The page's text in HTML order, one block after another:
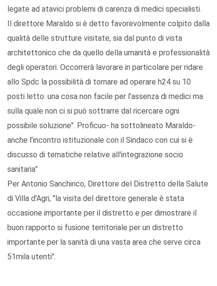
legate ad atavici problemi di carenza di medici specialisti.
Il direttore Maraldo si è detto favorevolmente colpito dalla
qualità delle strutture visitate, sia dal punto di vista
architettonico che da quello della umanità e professionalità
degli operatori. Occorrerà lavorare in particolare per ridare
allo Spdc la possibilità di tornare ad operare h24 su 10
posti letto: una cosa non facile per l’assenza di medici ma
sulla quale non ci si può sottrarre dal ricercare ogni
possibile soluzione". Proficuo- ha sottolineato Maraldo-
anche l’incontro istituzionale con il Sindaco con cui si è
discusso di tematiche relative all'integrazione socio
sanitaria”
Per Antonio Sanchirico, Direttore del Distretto della Salute
di Villa d'Agri, "la visita del direttore generale è stata
occasione importante per il distretto e per dimostrare il
buon rapporto si fusione territoriale per un distretto
importante per la sanità di una vasta area che serve circa
51mila utenti".